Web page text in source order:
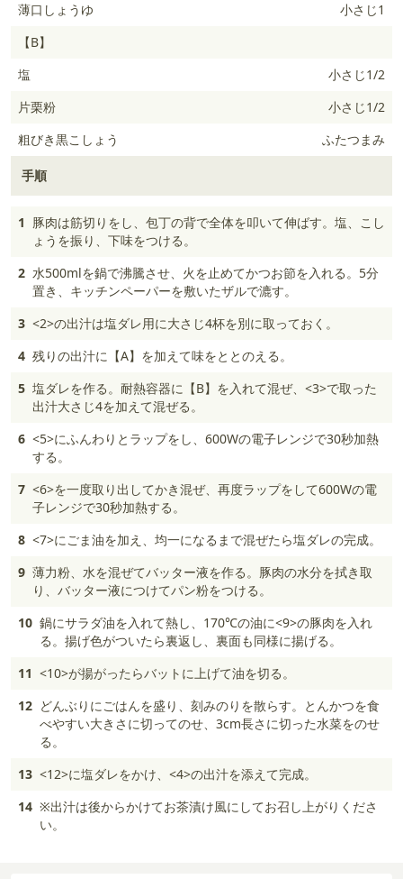
薄口しょうゆ
小さじ1
【B】
塩
小さじ1/2
片栗粉
小さじ1/2
粗びき黒こしょう
ふたつまみ
手順
1 豚肉は筋切りをし、包丁の背で全体を叩いて伸ばす。塩、こし
ょうを振り、下味をつける。
2 水500mlを鍋で沸騰させ、火を止めてかつお節を入れる。5分
置き、キッチンペーパーを敷いたザルで漉す。
3 <2>の出汁は塩ダレ用に大さじ4杯を別に取っておく。
4 残りの出汁に【A】を加えて味をととのえる。
5 塩ダレを作る。耐熱容器に【B】を入れて混ぜ、<3>で取った
出汁大さじ4を加えて混ぜる。
6 <5>にふんわりとラップをし、600Wの電子レンジで30秒加熱
する。
7 <6>を一度取り出してかき混ぜ、再度ラップをして600Wの電
子レンジで30秒加熱する。
8 <7>にごま油を加え、均一になるまで混ぜたら塩ダレの完成。
9 薄力粉、水を混ぜてバッター液を作る。豚肉の水分を拭き取
り、バッター液につけてパン粉をつける。
10 鍋にサラダ油を入れて熱し、170℃の油に<9>の豚肉を入れ
る。揚げ色がついたら裏返し、裏面も同様に揚げる。
11 <10>が揚がったらバットに上げて油を切る。
12 どんぶりにごはんを盛り、刻みのりを散らす。とんかつを食
べやすい大きさに切ってのせ、3cm長さに切った水菜をのせ
る。
13 <12>に塩ダレをかけ、<4>の出汁を添えて完成。
14 ※出汁は後からかけてお茶漬け風にしてお召し上がりくださ
い。